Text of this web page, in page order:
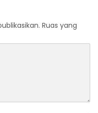
Ruas yang